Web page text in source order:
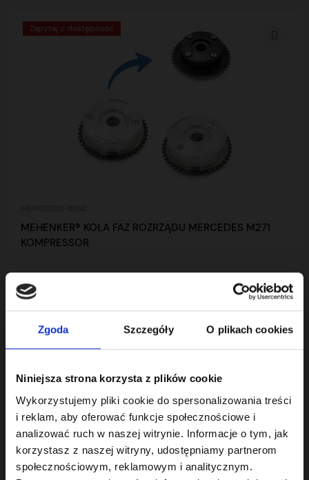
Zgoda Szczegóły O plikach cookies
Niniejsza strona korzysta z plików cookie
Wykorzystujemy pliki cookie do spersonalizowania treści
i reklam, aby oferować funkcje społecznościowe i
analizować ruch w naszej witrynie. Informacje o tym, jak
korzystasz z naszej witryny, udostępniamy partnerom
społecznościowym, reklamowym i analitycznym.
Zapytaj o dostępność
MEHENKER® KOŁA FAZ ROZRZĄDU MERCEDES M271
KOMPRESSOR
2 299,00 zł
brutto